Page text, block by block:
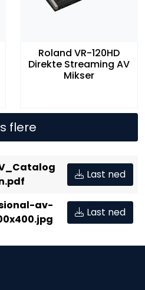
Roland VR-120HD
Direkte Streaming AV
Mikser
flere
Last ned
av-
Last ned